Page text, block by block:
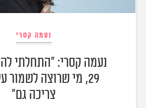
נעמה קסרי
נעמה קסרי: "התחלתי
29, מי שרוצה לשמור
צריכה גם"